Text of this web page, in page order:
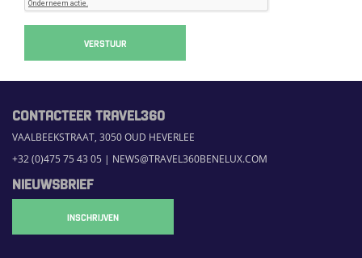
VERSTUUR
CONTACTEER TRAVEL360
VAALBEEKSTRAAT, 3050 OUD HEVERLEE
+32 (0)475 75 43 05 | NEWS@TRAVEL360BENELUX.COM
NIEUWSBRIEF
INSCHRIJVEN